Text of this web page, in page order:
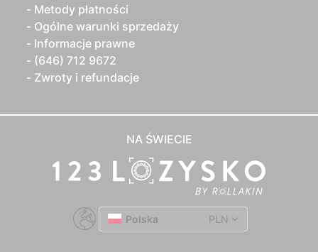
Metody płatności
Ogólne warunki sprzedaży
Informacje prawne
(646) 712 9672
Zwroty i refundacje
NA ŚWIECIE
Polska PLN